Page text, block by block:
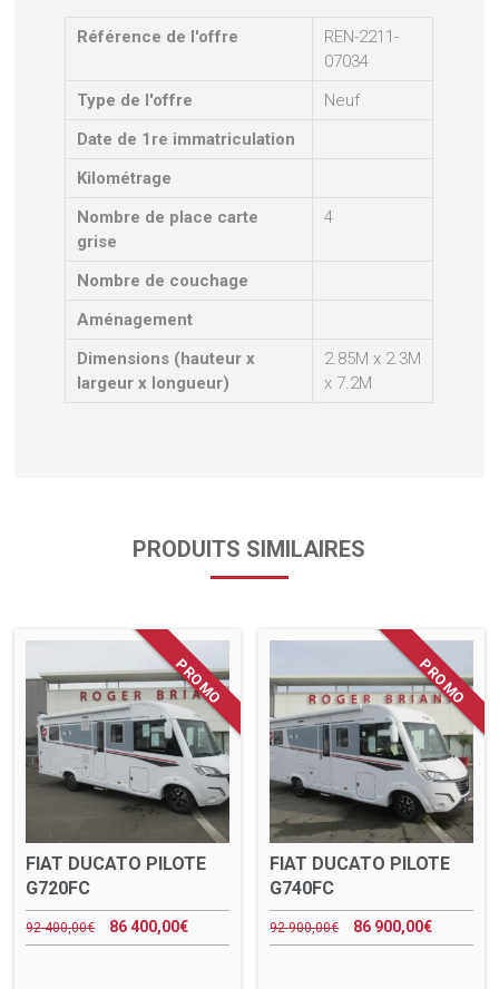
Référence de l'offre
REN-2211-
07034
Type de l'offre
Neuf
Date de 1re immatriculation
Kilométrage
Nombre de place carte
grise
4
Nombre de couchage
Aménagement
Dimensions (hauteur x
largeur x longueur)
2.85M x 2.3M
x 7.2M
PRODUITS SIMILAIRES
FIAT DUCATO PILOTE
G720FC
92 400,00€ 86 400,00€
FIAT DUCATO PILOTE
G740FC
92 900,00€ 86 900,00€